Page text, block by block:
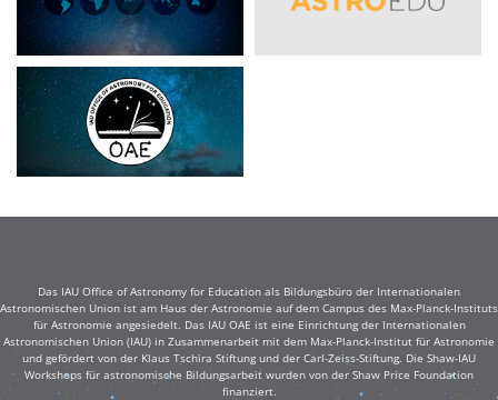
Das IAU Office of Astronomy for Education als Bildungsbüro der Internationalen
Astronomischen Union ist am Haus der Astronomie auf dem Campus des Max-Planck-Instituts
für Astronomie angesiedelt. Das IAU OAE ist eine Einrichtung der Internationalen
Astronomischen Union (IAU) in Zusammenarbeit mit dem Max-Planck-Institut für Astronomie
und gefördert von der Klaus Tschira Stiftung und der Carl-Zeiss-Stiftung. Die Shaw-IAU
Workshops für astronomische Bildungsarbeit wurden von der Shaw Price Foundation
finanziert.